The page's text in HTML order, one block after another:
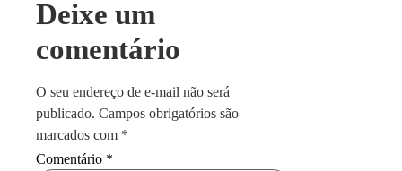
Deixe um
comentário
O seu endereço de e-mail não será
publicado. Campos obrigatórios são
marcados com *
Comentário *